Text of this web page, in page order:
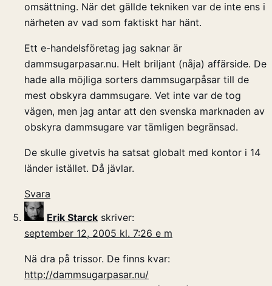
omsättning. När det gällde tekniken var de inte ens i
närheten av vad som faktiskt har hänt.
Ett e-handelsföretag jag saknar är
dammsugarpasar.nu. Helt briljant (nåja) affärside. De
hade alla möjliga sorters dammsugarpåsar till de
mest obskyra dammsugare. Vet inte var de tog
vägen, men jag antar att den svenska marknaden av
obskyra dammsugare var tämligen begränsad.
De skulle givetvis ha satsat globalt med kontor i 14
länder istället. Då jävlar.
Svara
Erik Starck skriver:
september 12, 2005 kl. 7:26 e m
Nä dra på trissor. De finns kvar:
http://dammsugarpasar.nu/